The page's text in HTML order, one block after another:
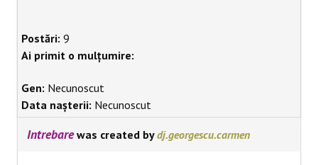
Postări: 9
Ai primit o mulțumire:
Gen: Necunoscut
Data nașterii: Necunoscut
Intrebarewas created bydj.georgescu.carmen